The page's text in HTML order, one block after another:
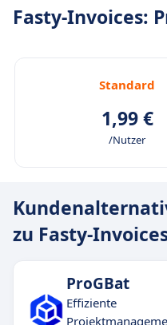
Fasty-Invoices:
Standard
1,99 €
/Nutzer
zu Fasty-
ProGBat
Effiziente